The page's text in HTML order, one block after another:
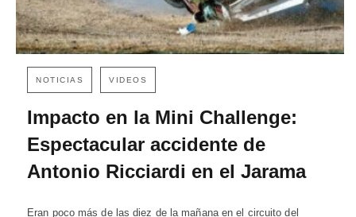
NOTICIAS VIDEOS
Impacto en la Mini Challenge:
Espectacular accidente de
Antonio Ricciardi en el Jarama
Eran poco más de las diez de la mañana en el circuito del